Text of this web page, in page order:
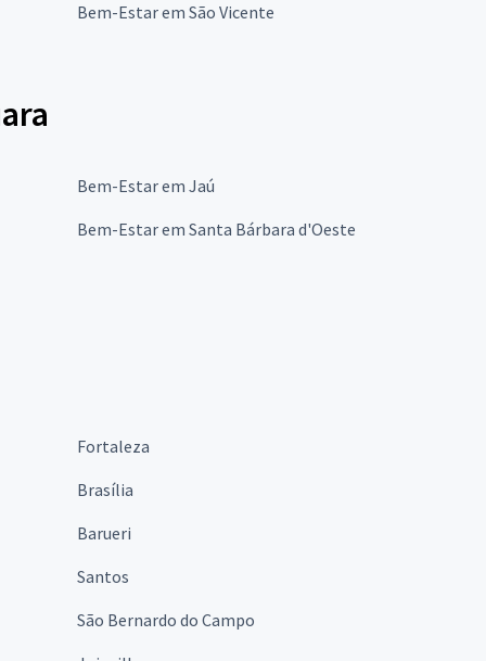
Bem-Estar em São Vicente
Bem-Estar em Jaú
Bem-Estar em Santa Bárbara d'Oeste
Fortaleza
Brasília
Barueri
Santos
São Bernardo do Campo